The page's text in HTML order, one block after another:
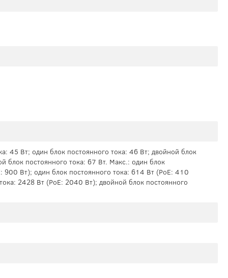
45 Вт; один блок постоянного тока: 46 Вт; двойной блок
блок постоянного тока: 67 Вт. Макс.: один блок
900 Вт); один блок постоянного тока: 614 Вт (PoE: 410
2428 Вт (PoE: 2040 Вт); двойной блок постоянного